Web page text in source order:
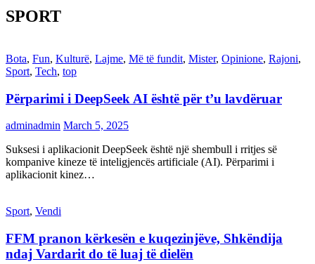
SPORT
Bota, Fun, Kulturë, Lajme, Më të fundit, Mister, Opinione, Rajoni,
Sport, Tech, top
Përparimi i DeepSeek AI është për t’u lavdëruar
adminadmin March 5, 2025
Suksesi i aplikacionit DeepSeek është një shembull i rritjes së
kompanive kineze të inteligjencës artificiale (AI). Përparimi i
aplikacionit kinez…
Sport, Vendi
FFM pranon kërkesën e kuqezinjëve, Shkëndija
ndaj Vardarit do të luaj të dielën